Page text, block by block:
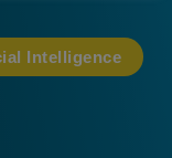
Intelligence